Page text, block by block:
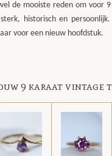
de mooiste reden om voor
historisch en
voor een nieuw hoofdstuk.
9 karaat vintage